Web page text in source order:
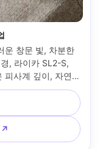
운 창문 빛, 차분한
, 라이카 SL2-S,
사계 깊이, 자연스
매트 컬러 그레이
ar 4:5
↗